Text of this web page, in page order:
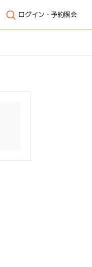
ログイン・予約照会